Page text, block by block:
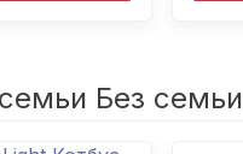
Без семьи